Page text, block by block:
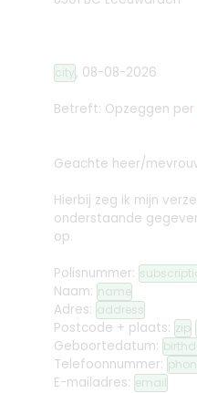
city, 08-08-2026
Betreft: Opzeggen per
Geachte heer/
Hierbij zeg ik mijn
onderstaande
op.
Polisnummer:
Naam: name
Adres: address
Postcode + plaats: zip
Geboortedatum:
Telefoonnummer:
E-mailadres: email